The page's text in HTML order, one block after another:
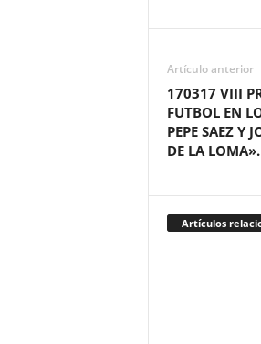
Artículo anterior
170317 VIII
FUTBOL EN
PEPE SAEZ Y
DE LA LOMA».
Artículos